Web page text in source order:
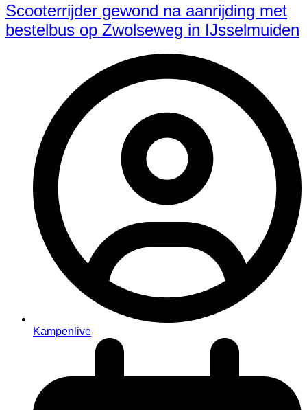
Scooterrijder gewond na aanrijding met
bestelbus op Zwolseweg in IJsselmuiden
Kampenlive